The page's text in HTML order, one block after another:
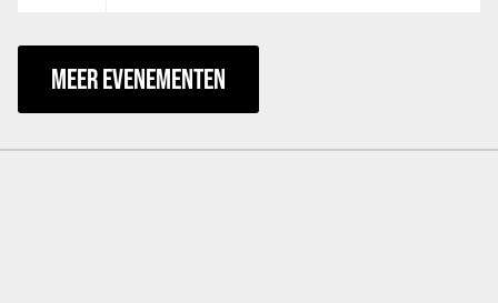
MEER EVENEMENTEN